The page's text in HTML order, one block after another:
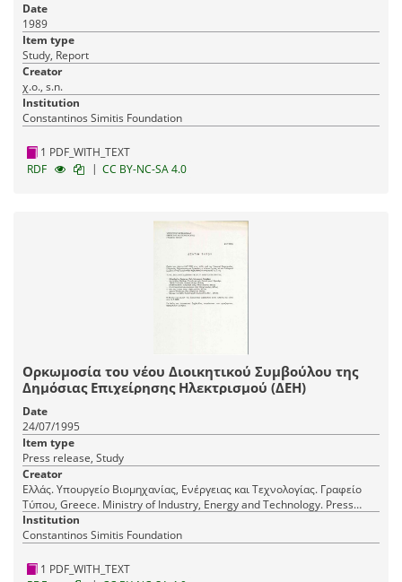
Date
1989
Item type
Study, Report
Creator
χ.ο., s.n.
Institution
Constantinos Simitis Foundation
1 PDF_WITH_TEXT
RDF
| CC BY-NC-SA 4.0
Ορκωμοσία του νέου Διοικητικού Συμβούλου της
Δημόσιας Επιχείρησης Ηλεκτρισμού (ΔΕΗ)
Date
24/07/1995
Item type
Press release, Study
Creator
Ελλάς. Υπουργείο Βιομηχανίας, Ενέργειας και Τεχνολογίας. Γραφείο
Τύπου, Greece. Ministry of Industry, Energy and Technology. Press
Office
Institution
Constantinos Simitis Foundation
1 PDF_WITH_TEXT